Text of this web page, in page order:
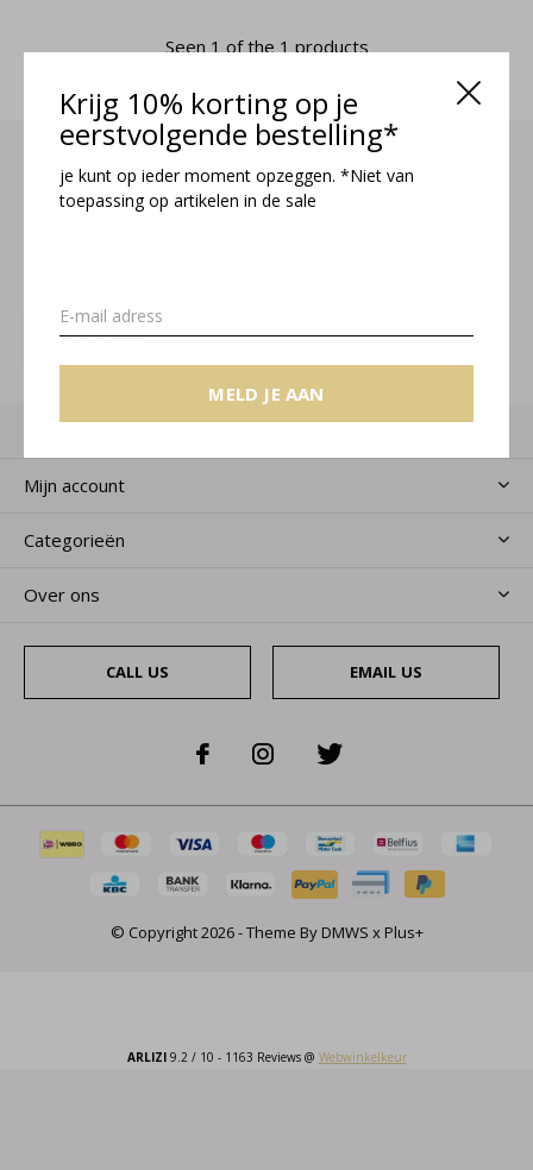
Krijg 10% korting op je
eerstvolgende bestelling*
je kunt op ieder moment opzeggen. *Niet van
toepassing op artikelen in de sale
MELD JE AAN
Seen 1 of the 1 products
Meld je aan voor onze nieuwsbrief
MELD JE AAN
Klantenservice
Mijn account
Categorieën
Over ons
CALL US EMAIL US
© Copyright2026- Theme ByDMWS x Plus+
ARLIZI9.2 / 10 - 1163 Reviews @ Webwinkelkeur